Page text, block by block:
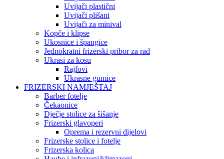
Uvijači plastični
Uvijači plišani
Uvijači za minival
Kopče i klipse
Ukosnice i špangice
Jednokratni frizerski pribor za rad
Ukrasi za kosu
Rajfovi
Ukrasne gumice
FRIZERSKI NAMJEŠTAJ
Barber fotelje
Čekaonice
Dječje stolice za šišanje
Frizerski glavoperi
Oprema i rezervni dijelovi
Frizerske stolice i fotelje
Frizerska kolica